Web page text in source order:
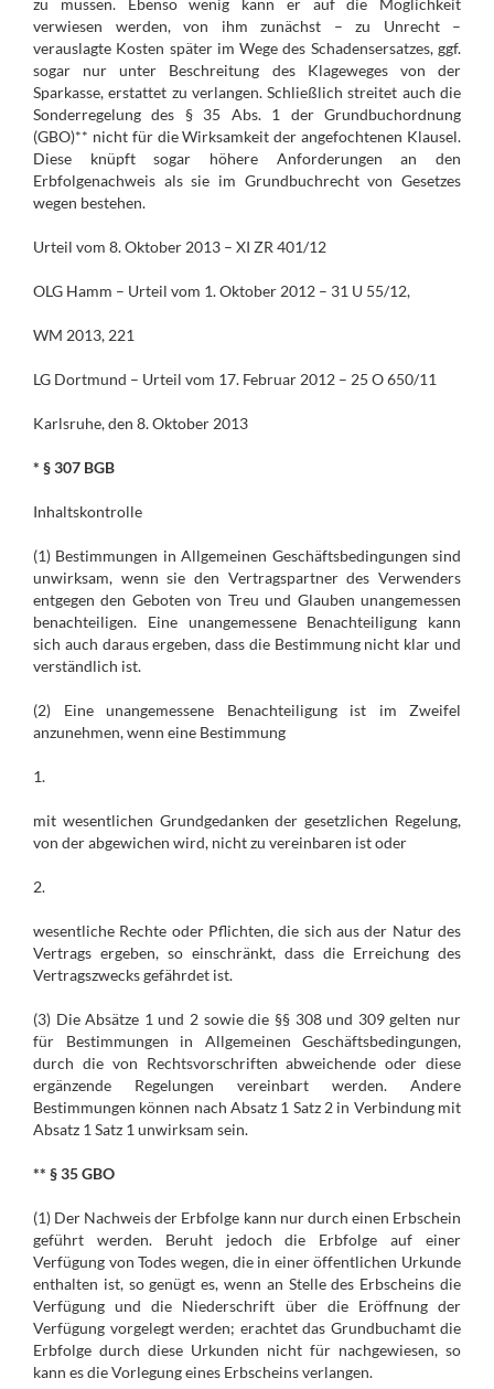
verwiesen werden, von ihm zunächst – zu Unrecht –
verauslagte Kosten später im Wege des Schadensersatzes, ggf.
sogar nur unter Beschreitung des Klageweges von der
Sparkasse, erstattet zu verlangen. Schließlich streitet auch die
Sonderregelung des § 35 Abs. 1 der Grundbuchordnung
(GBO)** nicht für die Wirksamkeit der angefochtenen Klausel.
Diese knüpft sogar höhere Anforderungen an den
Erbfolgenachweis als sie im Grundbuchrecht von Gesetzes
wegen bestehen.
Urteil vom 8. Oktober 2013 – XI ZR 401/12
OLG Hamm – Urteil vom 1. Oktober 2012 – 31 U 55/12,
WM 2013, 221
LG Dortmund – Urteil vom 17. Februar 2012 – 25 O 650/11
Karlsruhe, den 8. Oktober 2013
* § 307 BGB
Inhaltskontrolle
(1) Bestimmungen in Allgemeinen Geschäftsbedingungen sind
unwirksam, wenn sie den Vertragspartner des Verwenders
entgegen den Geboten von Treu und Glauben unangemessen
benachteiligen. Eine unangemessene Benachteiligung kann
sich auch daraus ergeben, dass die Bestimmung nicht klar und
verständlich ist.
(2) Eine unangemessene Benachteiligung ist im Zweifel
anzunehmen, wenn eine Bestimmung
1.
mit wesentlichen Grundgedanken der gesetzlichen Regelung,
von der abgewichen wird, nicht zu vereinbaren ist oder
2.
wesentliche Rechte oder Pflichten, die sich aus der Natur des
Vertrags ergeben, so einschränkt, dass die Erreichung des
Vertragszwecks gefährdet ist.
(3) Die Absätze 1 und 2 sowie die §§ 308 und 309 gelten nur
für Bestimmungen in Allgemeinen Geschäftsbedingungen,
durch die von Rechtsvorschriften abweichende oder diese
ergänzende Regelungen vereinbart werden. Andere
Bestimmungen können nach Absatz 1 Satz 2 in Verbindung mit
Absatz 1 Satz 1 unwirksam sein.
** § 35 GBO
(1) Der Nachweis der Erbfolge kann nur durch einen Erbschein
geführt werden. Beruht jedoch die Erbfolge auf einer
Verfügung von Todes wegen, die in einer öffentlichen Urkunde
enthalten ist, so genügt es, wenn an Stelle des Erbscheins die
Verfügung und die Niederschrift über die Eröffnung der
Verfügung vorgelegt werden; erachtet das Grundbuchamt die
Erbfolge durch diese Urkunden nicht für nachgewiesen, so
kann es die Vorlegung eines Erbscheins verlangen.